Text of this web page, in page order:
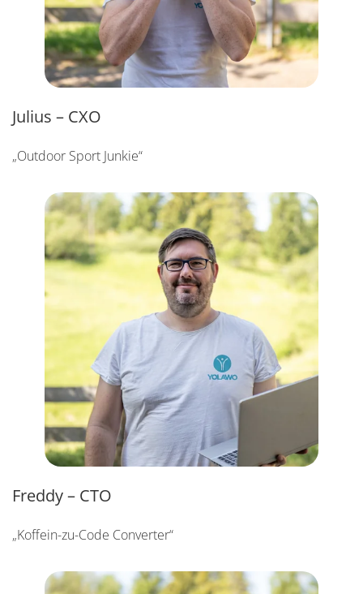
Julius – CXO
„Outdoor Sport Junkie“
Freddy – CTO
„Koffein-zu-Code Converter“